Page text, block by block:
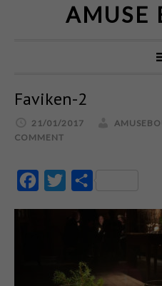
AMUSE
Faviken-2
21/01/2017
COMMENT
FacebookTwitter